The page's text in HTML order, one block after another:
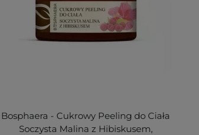
Bosphaera - Cukrowy Peeling do Ciała
Soczysta Malina z Hibiskusem,